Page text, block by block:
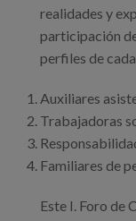
realidades y
participación
perfiles de
Auxiliares
Trabajadoras
Familiares de
Este I. Foro de